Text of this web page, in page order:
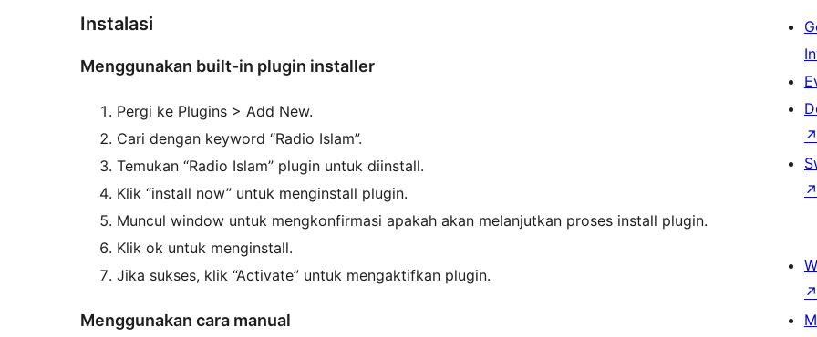
Instalasi
Menggunakan built-in plugin installer
Pergi ke Plugins > Add New.
Cari dengan keyword “Radio Islam”.
Temukan “Radio Islam” plugin untuk diinstall.
Klik “install now” untuk menginstall plugin.
Muncul window untuk mengkonfirmasi apakah akan melanjutkan proses install plugin.
Klik ok untuk menginstall.
Jika sukses, klik “Activate” untuk mengaktifkan plugin.
Menggunakan cara manual
↗
↗
↗